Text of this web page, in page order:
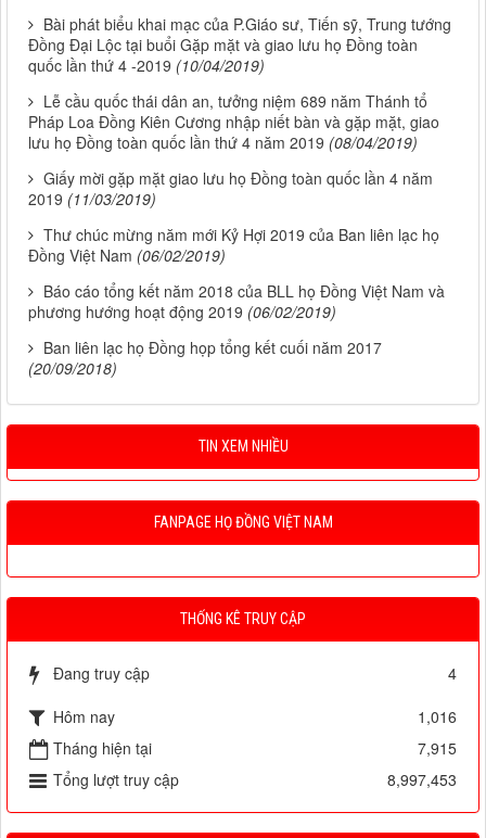
Bài phát biểu khai mạc của P.Giáo sư, Tiến sỹ, Trung tướng
Đồng Đại Lộc tại buổi Gặp mặt và giao lưu họ Đồng toàn
quốc lần thứ 4 -2019 (10/04/2019)
Lễ cầu quốc thái dân an, tưởng niệm 689 năm Thánh tổ
Pháp Loa Đồng Kiên Cương nhập niết bàn và gặp mặt, giao
lưu họ Đồng toàn quốc lần thứ 4 năm 2019 (08/04/2019)
Giấy mời gặp mặt giao lưu họ Đồng toàn quốc lần 4 năm
2019 (11/03/2019)
Thư chúc mừng năm mới Kỷ Hợi 2019 của Ban liên lạc họ
Đồng Việt Nam (06/02/2019)
Báo cáo tổng kết năm 2018 của BLL họ Đồng Việt Nam và
phương hướng hoạt động 2019 (06/02/2019)
Ban liên lạc họ Đồng họp tổng kết cuối năm 2017
(20/09/2018)
TIN XEM NHIỀU
FANPAGE HỌ ĐỒNG VIỆT NAM
THỐNG KÊ TRUY CẬP
Đang truy cập
4
Hôm nay
1,016
Tháng hiện tại
7,915
Tổng lượt truy cập
8,997,453